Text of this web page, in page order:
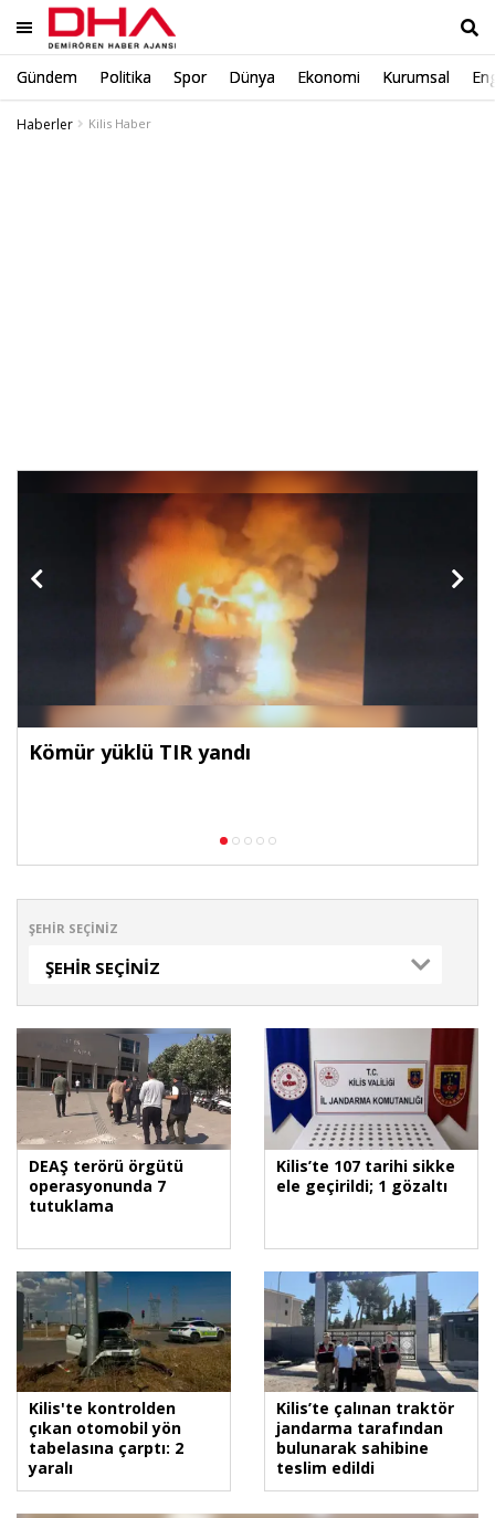
Gündem Politika Spor Dünya Ekonomi Kurumsal
Haberler
Kilis Haber
Kömür yüklü TIR yandı
ŞEHIR SEÇINIZ
ŞEHIR SEÇINIZ
DEAŞ terörü örgütü
operasyonunda 7
tutuklama
Kilis’te 107 tarihi sikke
ele geçirildi; 1 gözaltı
Kilis'te kontrolden
çıkan otomobil yön
tabelasına çarptı: 2
yaralı
Kilis’te çalınan traktör
jandarma tarafından
bulunarak sahibine
teslim edildi